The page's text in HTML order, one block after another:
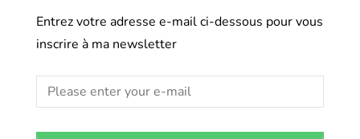
Entrez votre adresse e-mail ci-dessous pour vous
inscrire à ma newsletter